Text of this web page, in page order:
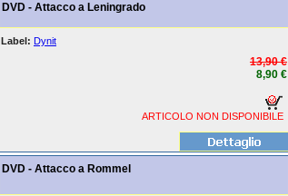
DVD - Attacco a Leningrado
Label: Dynit
13,90 €
8,90 €
ARTICOLO NON DISPONIBILE
DVD - Attacco a Rommel